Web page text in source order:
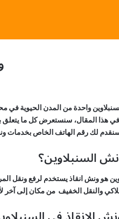
واحدة من المدن الحيوية
هذا المقال، سنستعرض كل ما يتعلق
لك رقم الهاتف الخاص بخدمات ونش
السنبلاوين؟
هو ونش انقاذ يستخدم لرفع ونقل
والنقل الخفيف من مكان إلى آخر